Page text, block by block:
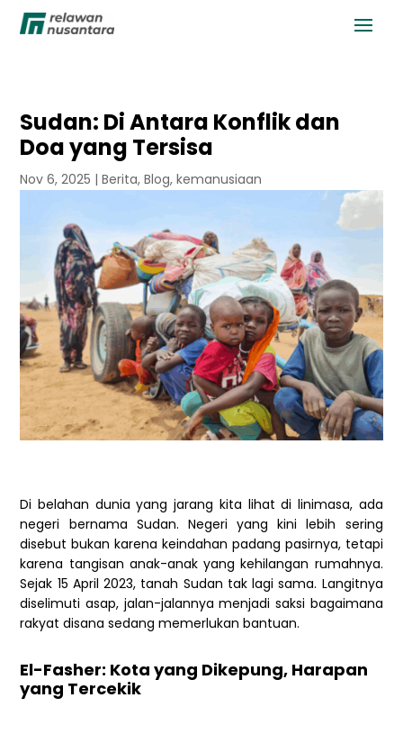
Sudan: Di Antara Konflik dan
Doa yang Tersisa
Nov 6, 2025 |Berita,Blog,kemanusiaan
Di belahan dunia yang jarang kita lihat di linimasa, ada
negeri bernama Sudan. Negeri yang kini lebih sering
disebut bukan karena keindahan padang pasirnya, tetapi
karena tangisan anak-anak yang kehilangan rumahnya.
Sejak 15 April 2023, tanah Sudan tak lagi sama. Langitnya
diselimuti asap, jalan-jalannya menjadi saksi bagaimana
rakyat disana sedang memerlukan bantuan.
El-Fasher: Kota yang Dikepung, Harapan
yang Tercekik